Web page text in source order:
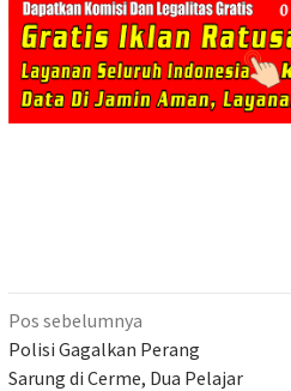
Navigasi
pos
Pos sebelumnya
Polisi Gagalkan Perang
Sarung di Cerme, Dua Pelajar